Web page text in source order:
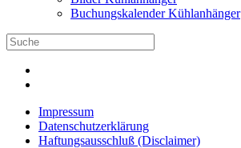
Buchungskalender Kühlanhänger
Impressum
Datenschutzerklärung
Haftungsausschluß (Disclaimer)